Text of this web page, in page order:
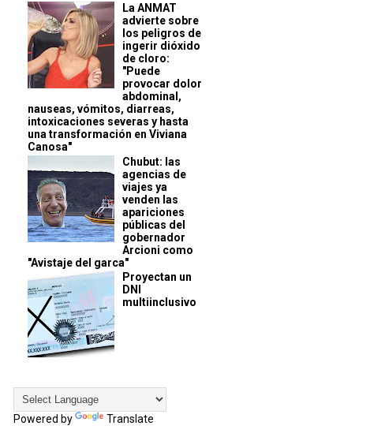
La ANMAT
advierte sobre
los peligros de
ingerir dióxido
de cloro:
"Puede
provocar dolor
abdominal,
nauseas, vómitos, diarreas,
intoxicaciones severas y hasta
una transformación en Viviana
Canosa"
Chubut: las
agencias de
viajes ya
venden las
apariciones
públicas del
gobernador
Arcioni como
"Avistaje del garca"
Proyectan un
DNI
multiinclusivo
Powered by Translate